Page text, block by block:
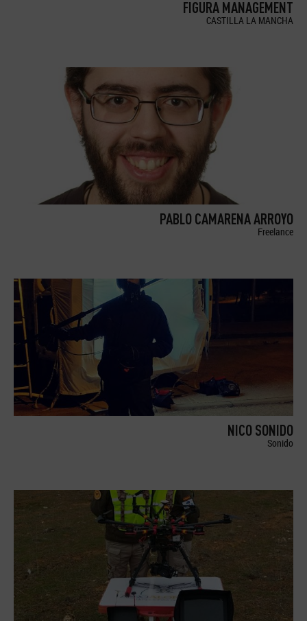
FIGURA MANAGEMENT
CASTILLA LA MANCHA
PABLO CAMARENA ARROYO
Freelance
NICO SONIDO
Sonido